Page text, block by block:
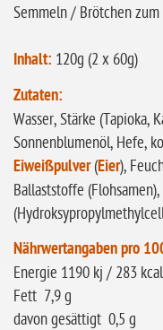
ohne
ohne Palmöl
Semmeln / Brötchen
Inhalt: 120g (2 x 60g)
Zutaten:
Wasser, Stärke (Tapioka,
Sonnenblumenöl, Hefe,
Eiweißpulver(Eier),
Ballaststoffe
Nährwertangaben pro
Energie 1190 kj / 283 kcal
Fett 7,9 g
davon gesättigt 0,5 g